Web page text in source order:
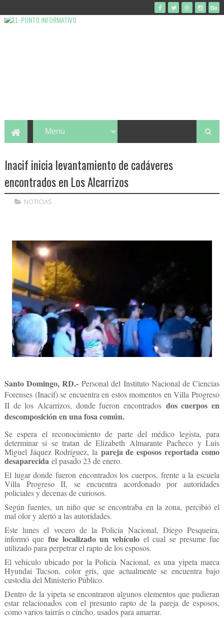
Inacif inicia levantamiento de cadáveres
encontrados en Los Alcarrizos
NOTICIAS
Santo Domingo, RD.-Personal del Instituto Nacional de Ciencias
Forenses (Inacif) se encuentra en estos momentos en Villa Progreso
II de los Alcarrizos, donde fueron encontrados dos cuerpos en
descomposición en una fosa común.
Se espera el reconocimiento de parte del médico legista, para
determinar si se tratan de Elizabeth Almarante Pacheco y Luis
Miguel Jáquez Rodríguez, la pareja de esposos reportada como
desaparecida el pasado 23 de enero.
El lugar donde fueron encontrados los cuerpos, frente a la escuela
Villa Progreso II, se encuentra acordonado por autoridades
policiales y decenas de curiosos.
Según fuentes, un niño que se encontraba en la zona, percibió el
mal olor y alertó a las autoridades.
Este lunes el vocero de la Policía Nacional, Diego Pesqueira,
informó que fue localizado un vehículo el cual se presume fue
utilizado para perpetrar el rapto de los esposos.
El vehículo ubicado por la Policía Nacional, es una yipeta marca
Hyundai Tucson, color gris, que actualmente se encuentra bajo
custodia del Ministerio Público.
Dentro de la yipeta se encontraron algunos elementos que pudieran
estar relacionados con el presunto rapto de la pareja de esposos,
como varios tairrás o cincho, usados para amarrar.